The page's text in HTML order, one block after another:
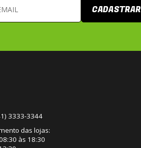
CADASTRAR
3333-3344
das lojas:
às 18:30